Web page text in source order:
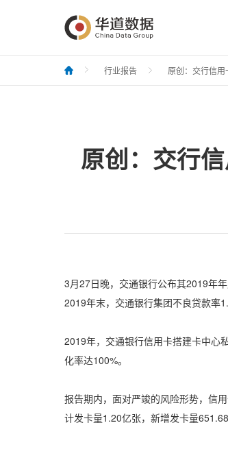
行业报告 原创：交行信
原创：交行
3月27日晚，交通银行公布其2019年
2019年末，交通银行集团不良贷款率
2019年，交通银行信用卡搭建卡中心
化率达100%。
报告期内，面对严竣的风险形势，信
计发卡量1.20亿张，新增发卡量